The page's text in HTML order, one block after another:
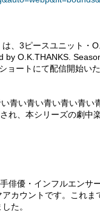
、3ピースユニット・
by O.K.THANKS.
ョートにて配信開始い
青い青い青い青い青い
れ、本シリーズの劇中
俳優・インフルエンサ
カウントです。これま
た。